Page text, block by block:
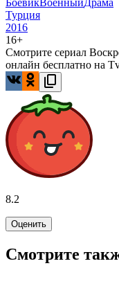
БоевикВоенныйДрама
Турция
2016
16+
Смотрите сериал
онлайн бесплатно на
8.2
Оценить
Смотрите